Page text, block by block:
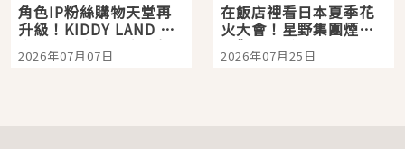
角色IP粉絲購物天堂再
升級！KIDDY LAND 原
宿店吉伊卡哇迎客，新
開幕 OMOKADO 店3分
2026年07月07日
在飯店裡看日本夏季花
火大會！星野集團煙火
景觀飯店6選，讓你不用
人擠人悠閒欣賞
2026年07月25日